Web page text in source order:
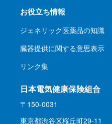
お役立ち情報
ジェネリック医薬品の知識
臓器提供に関する意思表示
リンク集
日本電気健康保険組合
〒150-0031
東京都渋谷区桜丘町29-11